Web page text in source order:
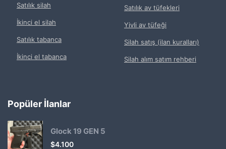
Satılık silah
İkinci el silah
Satılık tabanca
İkinci el tabanca
Satılık av tüfekleri
Yivli av tüfeği
Silah satış (ilan kuralları)
Silah alım satım rehberi
Popüler İlanlar
Glock 19 GEN 5
$4.100